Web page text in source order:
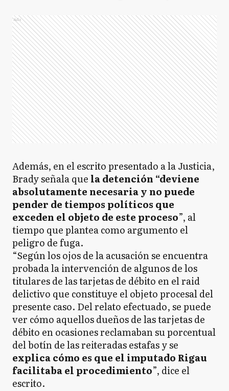
Ads
Además, en el escrito presentado a la Justicia,
Brady señala que la detención “deviene
absolutamente necesaria y no puede
pender de tiempos políticos que
exceden el objeto de este proceso”, al
tiempo que plantea como argumento el
peligro de fuga.
“Según los ojos de la acusación se encuentra
probada la intervención de algunos de los
titulares de las tarjetas de débito en el raid
delictivo que constituye el objeto procesal del
presente caso. Del relato efectuado, se puede
ver cómo aquellos dueños de las tarjetas de
débito en ocasiones reclamaban su porcentual
del botín de las reiteradas estafas y se
explica cómo es que el imputado Rigau
facilitaba el procedimiento”, dice el
escrito.